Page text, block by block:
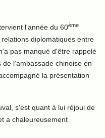
l'année du 60ème
diplomatiques entre
pas manqué d'être rappelé
l'ambassade chinoise en
la présentation
s'est quant à lui réjoui de
a chaleureusement